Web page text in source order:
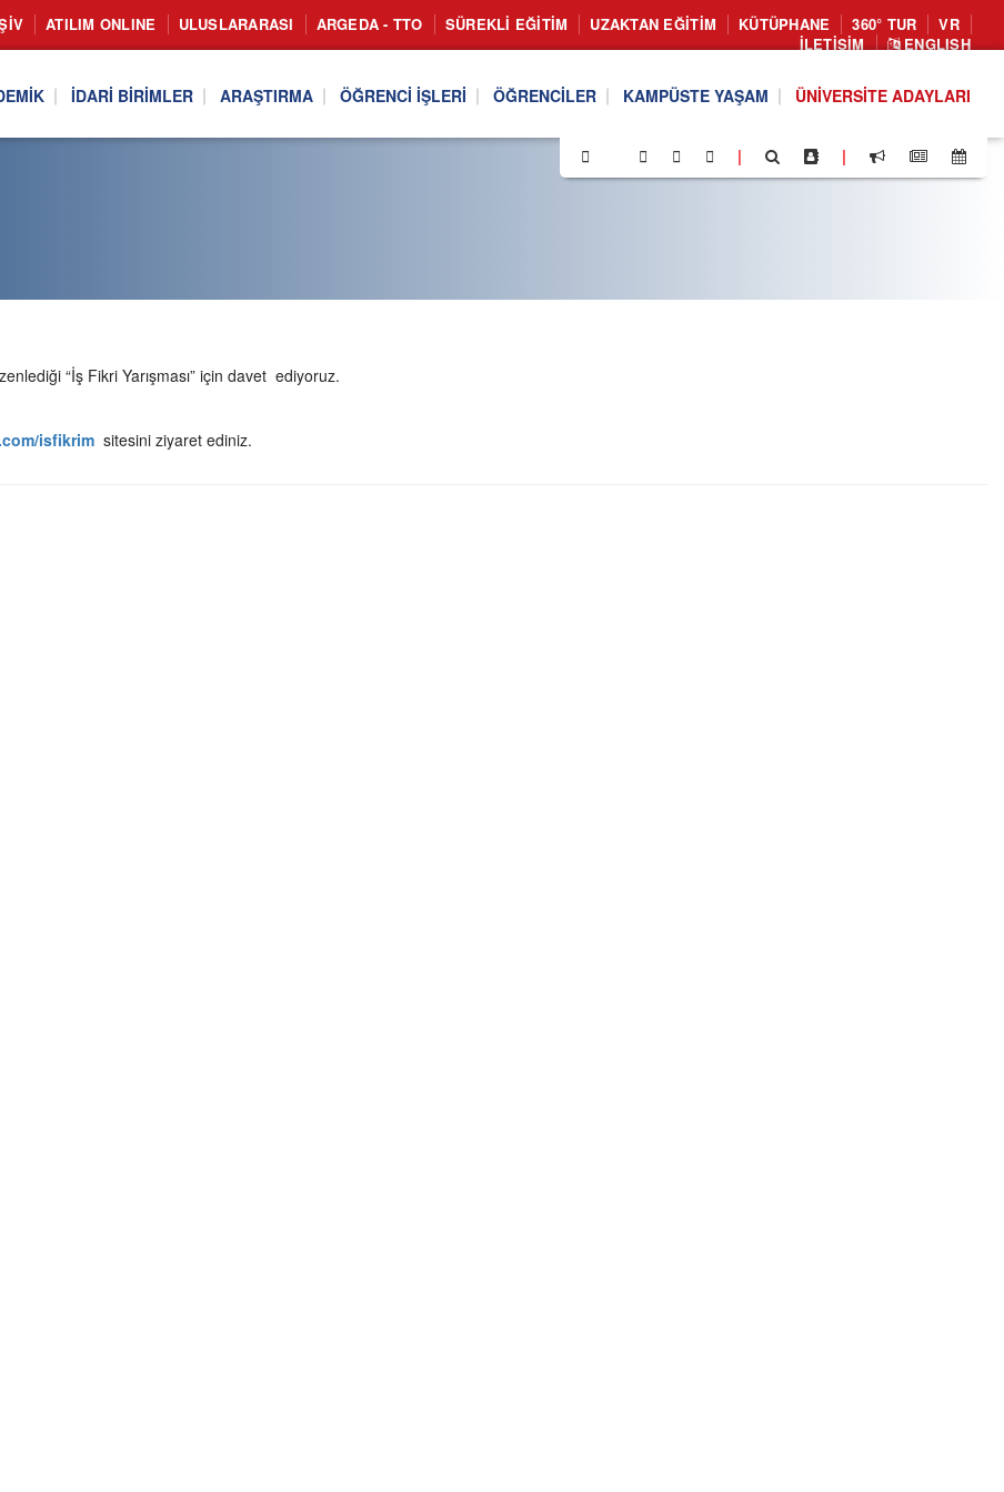
ATILIM ONLINE ULUSLARARASI ARGEDA - TTO SÜREKLI EĞITIM UZAKTAN EĞITIM KÜTÜPHANE 360° TUR
VR
İLETIŞIM
ENGLISH
İDARI BIRIMLER ARAŞTIRMA ÖĞRENCI İŞLERI ÖĞRENCILER KAMPÜSTE YAŞAM ÜNIVERSITE ADAYLARI
| |
“İş Fikri Yarışması” için davet ediyoruz.
isfikrim sitesini ziyaret ediniz.